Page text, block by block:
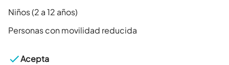
Niños (2 a 12 años)
Personas con movilidad reducida
Acepta